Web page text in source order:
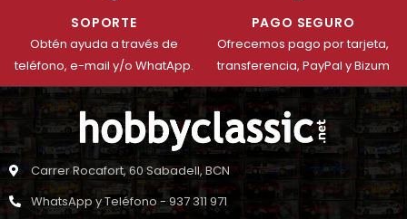
SOPORTE
Obtén ayuda a través de
teléfono, e-mail y/o WhatApp.
PAGO SEGURO
Ofrecemos pago por tarjeta,
transferencia, PayPal y Bizum
Carrer Rocafort, 60 Sabadell, BCN
WhatsApp y Teléfono - 937 311 971